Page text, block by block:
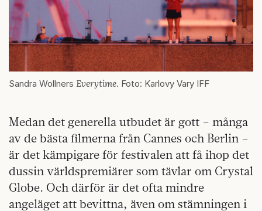
Sandra Wollners Everytime. Foto: Karlovy Vary IFF
Medan det generella utbudet är gott – många
av de bästa filmerna från Cannes och Berlin –
är det kämpigare för festivalen att få ihop det
dussin världspremiärer som tävlar om Crystal
Globe. Och därför är det ofta mindre
angeläget att bevittna, även om stämningen i